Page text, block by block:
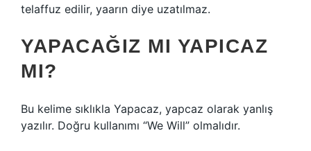
telaffuz edilir, yaarın diye uzatılmaz.
YAPACAĞIZ MI YAPICAZ
MI?
Bu kelime sıklıkla Yapacaz, yapcaz olarak yanlış
yazılır. Doğru kullanımı “We Will” olmalıdır.